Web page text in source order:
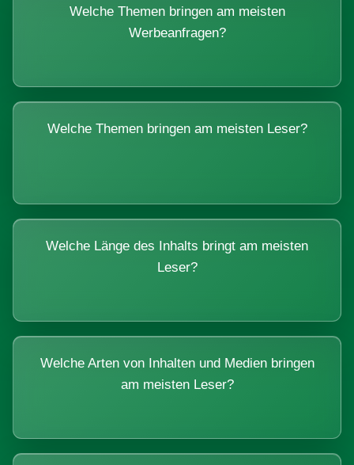
Welche Themen bringen am meisten
Werbeanfragen?
Welche Themen bringen am meisten Leser?
Welche Länge des Inhalts bringt am meisten
Leser?
Welche Arten von Inhalten und Medien bringen
am meisten Leser?